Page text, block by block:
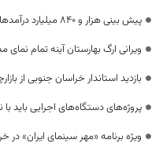
پیش بینی هزار و ۸۴۰ میلیارد درآمدهای عمومی برای خراسان جنوبی
ویرانی ارگ بهارستان آینه تمام
بازدید استاندار خراسان جنوبی از
پروژه‌های دستگاه‌های اجرایی باید
ویژه برنامه «مهر سینمای ایران» در